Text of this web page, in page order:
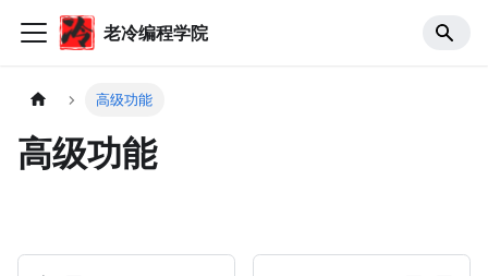
老冷编程学院
高级功能
高级功能